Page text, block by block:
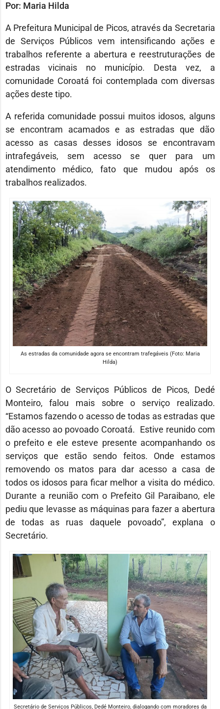
Por: Maria Hilda
A Prefeitura Municipal de Picos, através da Secretaria
de Serviços Públicos vem intensificando ações e
trabalhos referente a abertura e reestruturações de
estradas vicinais no município. Desta vez, a
comunidade Coroatá foi contemplada com diversas
ações deste tipo.
A referida comunidade possui muitos idosos, alguns
se encontram acamados e as estradas que dão
acesso as casas desses idosos se encontravam
intrafegáveis, sem acesso se quer para um
atendimento médico, fato que mudou após os
trabalhos realizados.
As estradas da comunidade agora se encontram trafegáveis (Foto: Maria
Hilda)
O Secretário de Serviços Públicos de Picos, Dedé
Monteiro, falou mais sobre o serviço realizado.
“Estamos fazendo o acesso de todas as estradas que
dão acesso ao povoado Coroatá. Estive reunido com
o prefeito e ele esteve presente acompanhando os
serviços que estão sendo feitos. Onde estamos
removendo os matos para dar acesso a casa de
todos os idosos para ficar melhor a visita do médico.
Durante a reunião com o Prefeito Gil Paraibano, ele
pediu que levasse as máquinas para fazer a abertura
de todas as ruas daquele povoado”, explana o
Secretário.
Secretário de Serviços Públicos, Dedé Monteiro, dialogando com moradores da